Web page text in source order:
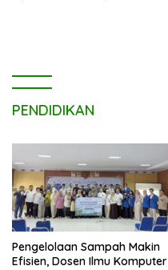
PENDIDIKAN
Pengelolaan Sampah Makin
Efisien, Dosen Ilmu Komputer